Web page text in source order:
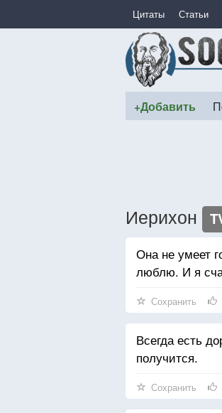
Цитаты Статьи
+Добавить
Иерихон
Она не умеет
люблю. И я
Сохранить
Всегда есть
получится.
Сохранить